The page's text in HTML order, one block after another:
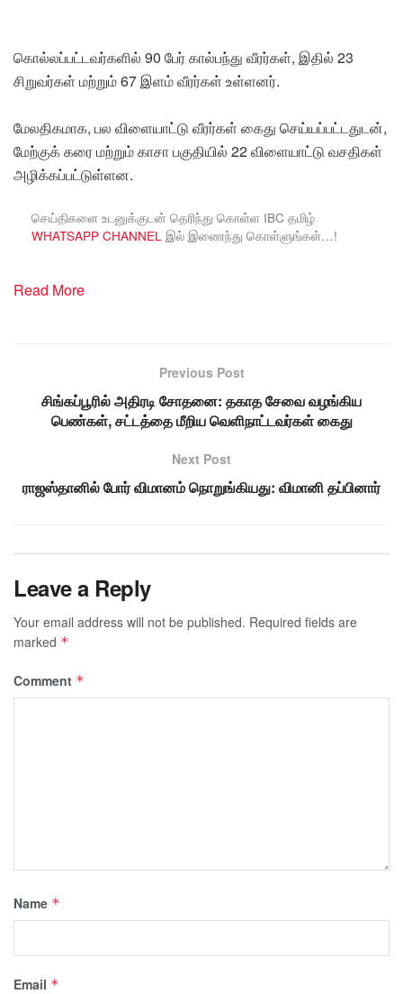
கொல்லப்பட்டவர்களில் 90 பேர் கால்பந்து வீரர்கள், இதில் 23
சிறுவர்கள் மற்றும் 67 இளம் வீரர்கள் உள்ளனர்.
மேலதிகமாக, பல விளையாட்டு வீரர்கள் கைது செய்யப்பட்டதுடன்,
மேற்குக் கரை மற்றும் காசா பகுதியில் 22 விளையாட்டு வசதிகள்
அழிக்கப்பட்டுள்ளன.
செய்திகளை உடனுக்குடன் தெரிந்து கொள்ள IBC தமிழ்
WHATSAPP CHANNEL இல் இணைந்து கொள்ளுங்கள்…!
Read More
Previous Post
சிங்கப்பூரில் அதிரடி சோதனை: தகாத சேவை வழங்கிய
பெண்கள், சட்டத்தை மீறிய வெளிநாட்டவர்கள் கைது
Next Post
ராஜஸ்தானில் போர் விமானம் நொறுங்கியது: விமானி தப்பினார்
Leave a Reply
Your email address will not be published. Required fields are
marked *
Comment *
Name *
Email *